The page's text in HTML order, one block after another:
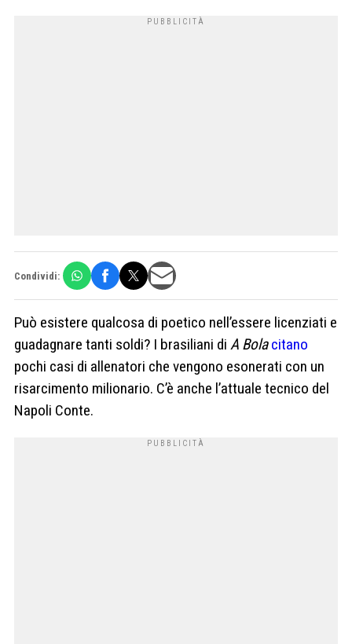
Condividi:
Può esistere qualcosa di poetico nell’essere licenziati e
guadagnare tanti soldi? I brasiliani di A Bola citano
pochi casi di allenatori che vengono esonerati con un
risarcimento milionario. C’è anche l’attuale tecnico del
Napoli Conte.